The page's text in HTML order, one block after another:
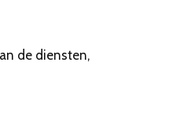
de diensten,